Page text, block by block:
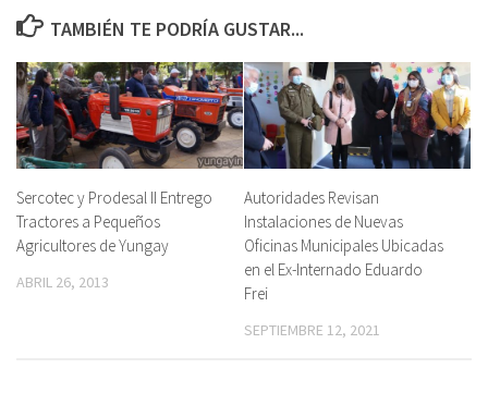
TAMBIÉN TE PODRÍA GUSTAR...
Sercotec y Prodesal II Entrego
Tractores a Pequeños
Agricultores de Yungay
ABRIL 26, 2013
Autoridades Revisan
Instalaciones de Nuevas
Oficinas Municipales Ubicadas
en el Ex-Internado Eduardo
Frei
SEPTIEMBRE 12, 2021